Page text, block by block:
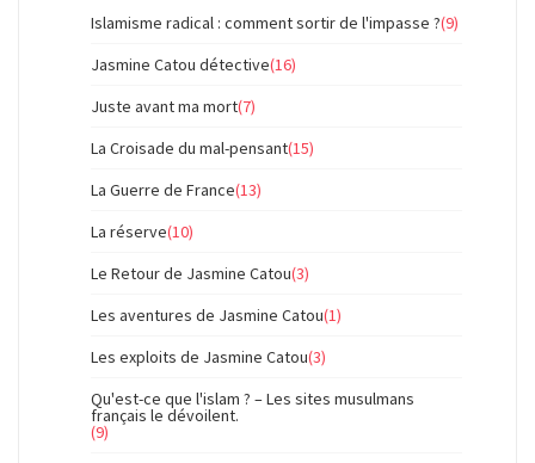
Islamisme radical : comment sortir de l'impasse ?(9)
Jasmine Catou détective(16)
Juste avant ma mort(7)
La Croisade du mal-pensant(15)
La Guerre de France(13)
La réserve(10)
Le Retour de Jasmine Catou(3)
Les aventures de Jasmine Catou(1)
Les exploits de Jasmine Catou(3)
Qu'est-ce que l'islam ? – Les sites musulmans
français le dévoilent.
(9)